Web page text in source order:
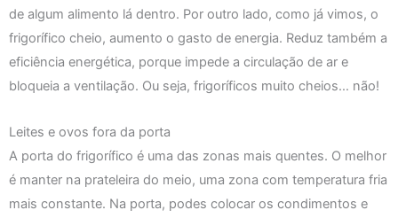
de algum alimento lá dentro. Por outro lado, como já vimos, o
frigorífico cheio, aumento o gasto de energia. Reduz também a
eficiência energética, porque impede a circulação de ar e
bloqueia a ventilação. Ou seja, frigoríficos muito cheios… não!
Leites e ovos fora da porta
A porta do frigorífico é uma das zonas mais quentes. O melhor
é manter na prateleira do meio, uma zona com temperatura fria
mais constante. Na porta, podes colocar os condimentos e